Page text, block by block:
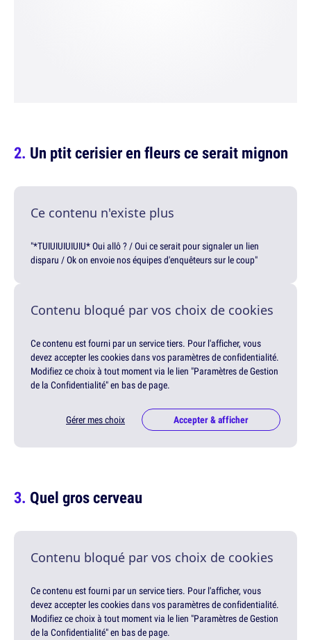
Un ptit cerisier en fleurs ce serait mignon
Ce contenu n'existe plus
"*TUIUIUIUIUIU* Oui allô ? / Oui ce serait pour signaler un lien
disparu / Ok on envoie nos équipes d'enquêteurs sur le coup"
Contenu bloqué par vos choix de cookies
Ce contenu est fourni par un service tiers. Pour l'afficher, vous
devez accepter les cookies dans vos paramètres de confidentialité.
Modifiez ce choix à tout moment via le lien "Paramètres de Gestion
de la Confidentialité" en bas de page.
Gérer mes choix Accepter & afficher
Quel gros cerveau
Contenu bloqué par vos choix de cookies
Ce contenu est fourni par un service tiers. Pour l'afficher, vous
devez accepter les cookies dans vos paramètres de confidentialité.
Modifiez ce choix à tout moment via le lien "Paramètres de Gestion
de la Confidentialité" en bas de page.